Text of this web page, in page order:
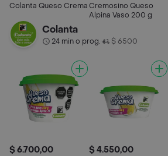
Colanta Queso CremaCremosino Queso
Alpina Vaso 200 g
Colanta
24 min o prog.• $ 6500
$ 6.700,00 $ 4.550,00